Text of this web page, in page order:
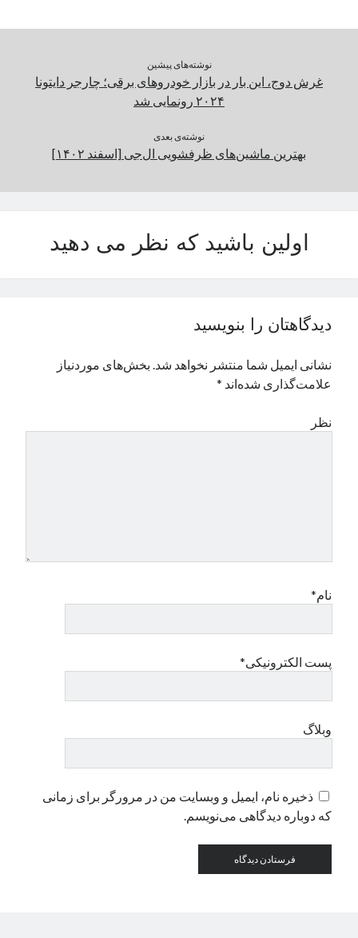
نوشته‌های پیشین
غرش دوج، این‌ بار در بازار خودروهای برقی؛ چارجر دایتونا
۲۰۲۴ رونمایی شد
نوشته‌ی بعدی
بهترین ماشین‌های ظرفشویی ال‌جی [اسفند ۱۴۰۲]
اولین باشید که نظر می دهید
دیدگاهتان را بنویسید
نشانی ایمیل شما منتشر نخواهد شد. بخش‌های موردنیاز
علامت‌گذاری شده‌اند *
نظر
نام*
پست الکترونیکی*
وبلاگ
ذخیره نام، ایمیل و وبسایت من در مرورگر برای زمانی
که دوباره دیدگاهی می‌نویسم.